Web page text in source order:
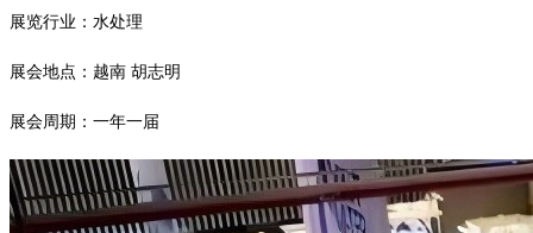
展览行业：水处理
展会地点：越南 胡志明
展会周期：一年一届